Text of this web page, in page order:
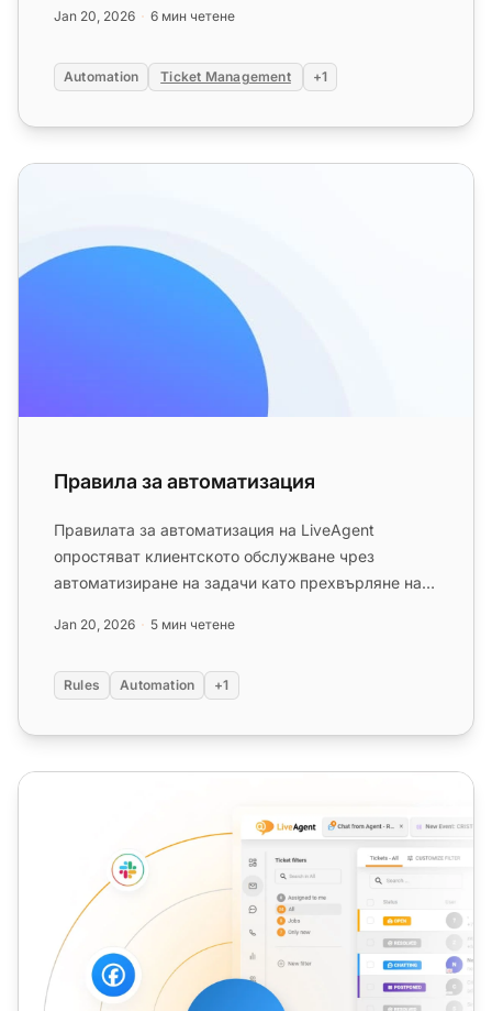
Jan 20, 2026 6 мин четене
Automation Ticket Management +1
Правила за автоматизация
Правила за автоматизация
Правилата за автоматизация на LiveAgent
опростяват клиентското обслужване чрез
автоматизиране на задачи като прехвърляне на
Jan 20, 2026 5 мин четене
Rules Automation +1
Автоматизации